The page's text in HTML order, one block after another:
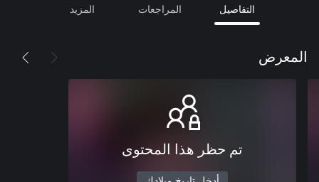
التفاصيل المراجعات المزيد
المعرض
تم حظر هذا المحتوى